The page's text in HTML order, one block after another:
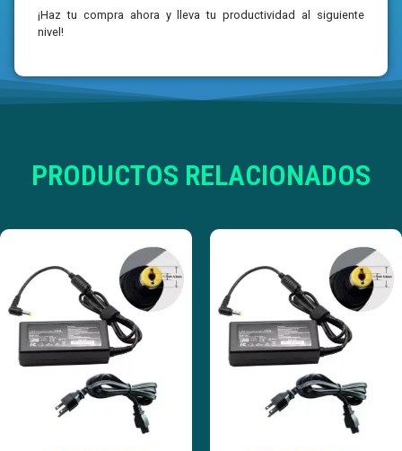
¡Haz tu compra ahora y lleva tu productividad al siguiente
nivel!
PRODUCTOS RELACIONADOS